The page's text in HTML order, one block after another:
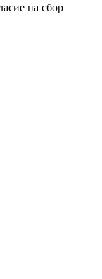
на сбор